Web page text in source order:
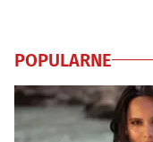
POPULARNE